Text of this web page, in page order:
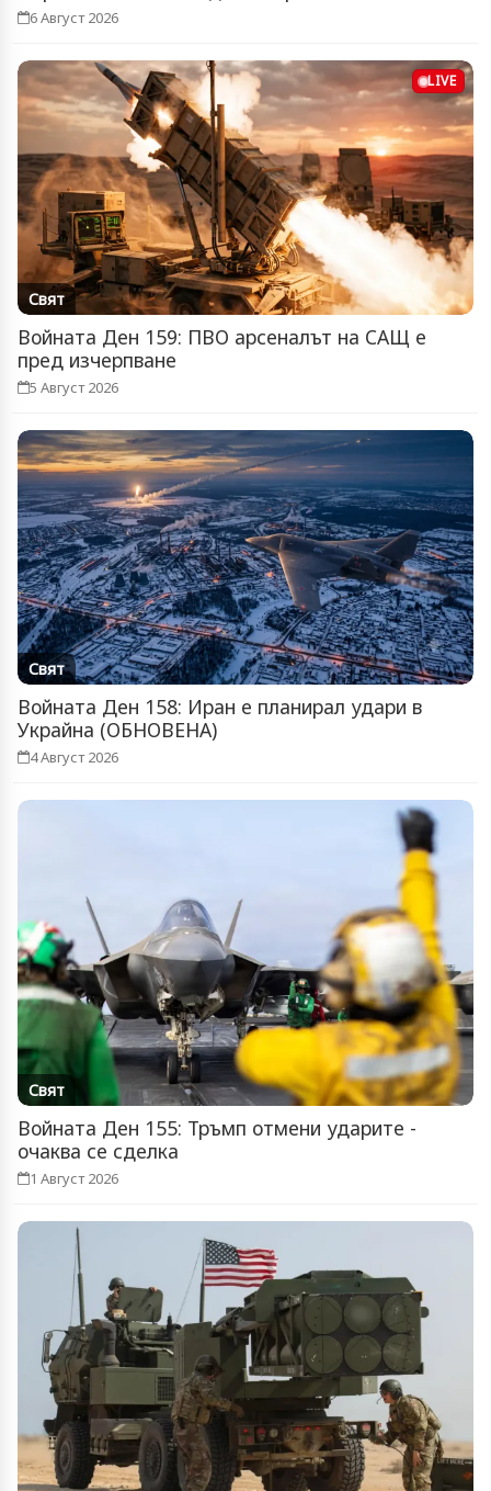
6 Август 2026
LIVE
Свят
Войната Ден 159: ПВО арсеналът на САЩ е
пред изчерпване
5 Август 2026
Свят
Войната Ден 158: Иран е планирал удари в
Украйна (ОБНОВЕНА)
4 Август 2026
Свят
Войната Ден 155: Тръмп отмени ударите -
очаква се сделка
1 Август 2026